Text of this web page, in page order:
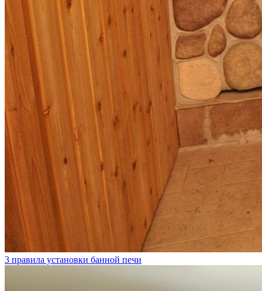
3 правила установки банной печи